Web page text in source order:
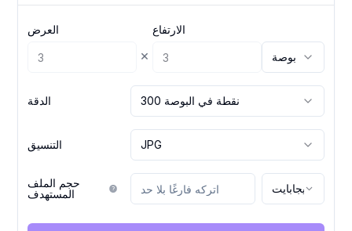
العرض
×
الارتفاع
بوصة
الدقة 300 نقطة في البوصة
التنسيق JPG
حجم الملف
المستهدف
ميجابايت